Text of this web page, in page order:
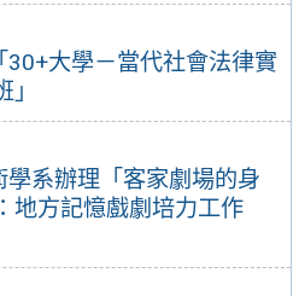
大學－當代社會法律實
系辦理「客家劇場的身
地方記憶戲劇培力工作